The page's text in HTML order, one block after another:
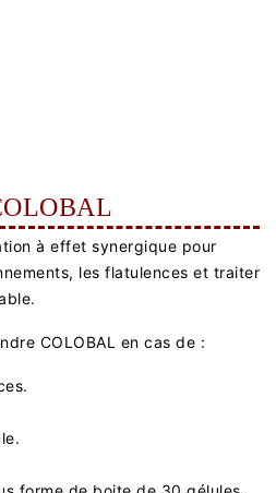
à effet synergique pour
les flatulences et traiter
COLOBAL en cas de :